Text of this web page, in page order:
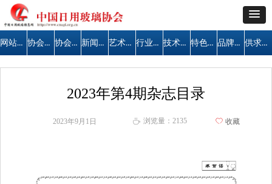
网站首页 协会简介 协会公告 新闻中心 艺术天地 行业管理 技术交流 特色区域 品牌建设 供求信息
2023年第4期杂志目录
2023年9月1日 ꄘ 浏览量： 2135 ꄀ 收藏